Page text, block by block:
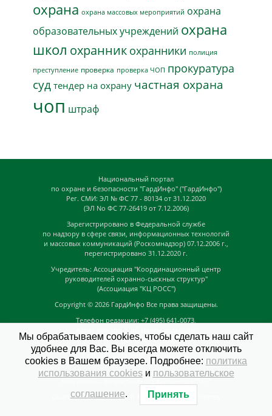
охрана охрана массовых мероприятий охрана
образовательных учреждений охрана
школ охранник охранники полиция
преступление проверка проверка ЧОП прокуратура
суд тендер на охрану частная охрана
чоп штраф
Национальный портал
по охране и безопасности "ГардИнфо" ("ГардИнфо")
Рег. СМИ: ЭЛ № ФС 77 - 80134 от 31.12.2020
(ЭЛ No ФС 77-26419 от 7.12.2006)
Зарегистрировано в Федеральной службе
по надзору в сфере связи, информационных технологий
и массовых коммуникаций (Роскомнадзор) 07.12.2006 г.,
перегистрировано 31.12.2020 г.
Учредитель: Ассоциация "Координационный центр
руководителей охранно-сыскных структур"
(Ассоциация "КЦ РОСС")
Copyright © 2026 ГардИнфо Все права защищены.
Телефон редакции: +7 (495) 641-0073,
news@guardinfo.online
Главный редактор: Кузьмин Д.А.
На сайте могут быть размещены
GuardInfo based on Catch Adaptive byCatch Themes
Мы обрабатываем cookies, чтобы сделать наш сайт
удобнее для Вас. Вы всегда можете отключить
cookies в Вашем браузере. Подробнее: политика
использования cookiesи пользовательское
соглашение. Принять